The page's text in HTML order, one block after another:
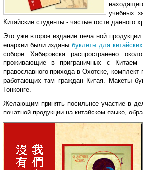
учебных
Китайские студенты - частые гости данного
Это уже второе издание печатной
епархии были изданыбуклеты для
соборе Хабаровска распространено
проживающие в приграничных с Китаем
православного прихода в Охотске,
работающих там граждан Китая. Макеты
Гонконге.
Желающим принять посильное участие в
печатной продукции на китайском языке,